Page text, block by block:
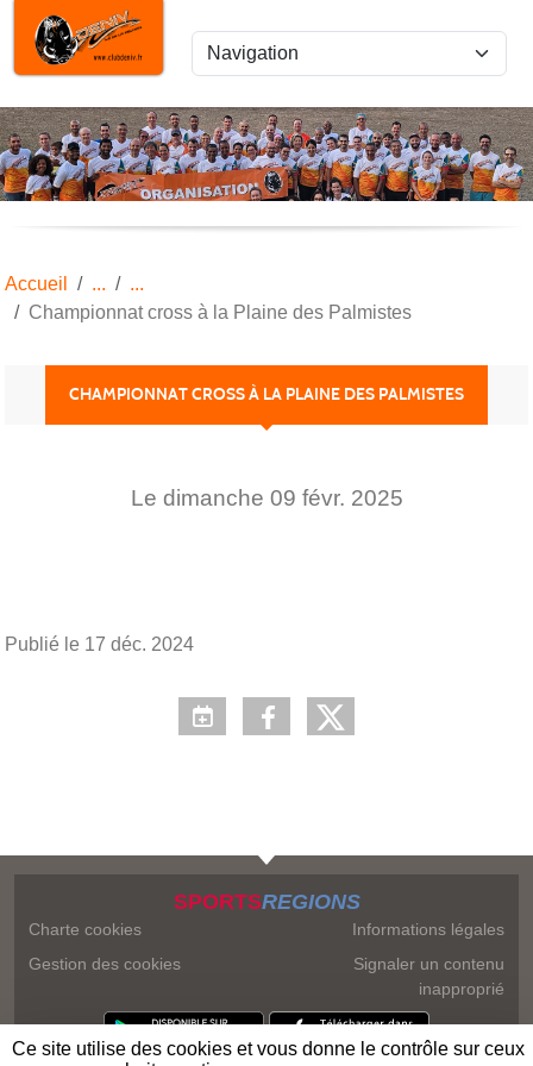
Accueil
Championnat cross à la Plaine des Palmistes
CHAMPIONNAT CROSS À LA PLAINE DES PALMISTES
Le dimanche 09 févr. 2025
Publié le 17 déc. 2024
SPORTSREGIONS
Charte cookies
Gestion des cookies
Informations légales
Signaler un contenu
inapproprié
Panneau de gestion des cookies
Ce site utilise des cookies et vous donne le contrôle sur ceux